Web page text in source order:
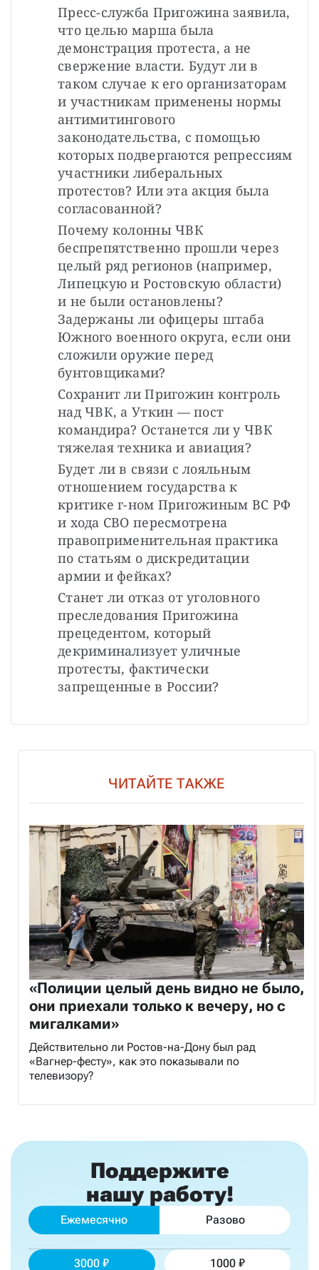
Пресс-служба Пригожина заявила,
что целью марша была
демонстрация протеста, а не
свержение власти. Будут ли в
таком случае к его организаторам
и участникам применены нормы
антимитингового
законодательства, с помощью
которых подвергаются репрессиям
участники либеральных
протестов? Или эта акция была
согласованной?
Почему колонны ЧВК
беспрепятственно прошли через
целый ряд регионов (например,
Липецкую и Ростовскую области)
и не были остановлены?
Задержаны ли офицеры штаба
Южного военного округа, если они
сложили оружие перед
бунтовщиками?
Сохранит ли Пригожин контроль
над ЧВК, а Уткин — пост
командира? Останется ли у ЧВК
тяжелая техника и авиация?
Будет ли в связи с лояльным
отношением государства к
критике г-ном Пригожиным ВС РФ
и хода СВО пересмотрена
правоприменительная практика
по статьям о дискредитации
армии и фейках?
Станет ли отказ от уголовного
преследования Пригожина
прецедентом, который
декриминализует уличные
протесты, фактически
запрещенные в России?
ЧИТАЙТЕ ТАКЖЕ
«Полиции целый день видно не было,
они приехали только к вечеру, но с
мигалками»
Действительно ли Ростов-на-Дону был рад
«Вагнер-фесту», как это показывали по
телевизору?
Поддержите
нашу работу!
Ежемесячно Разово
3000 1000